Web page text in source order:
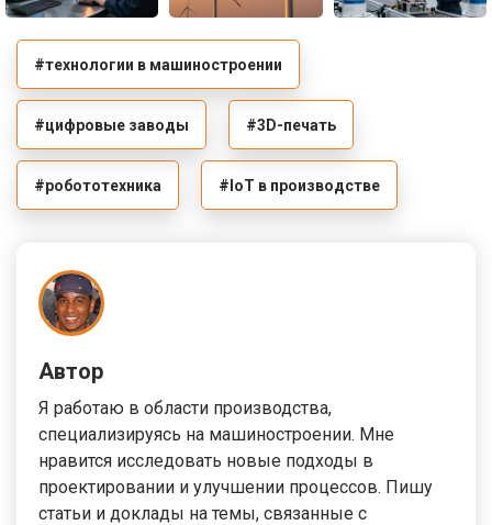
#технологии в машиностроении
#цифровые заводы #3D-печать
#робототехника #IoT в производстве
Автор
Я работаю в области производства,
специализируясь на машиностроении. Мне
нравится исследовать новые подходы в
проектировании и улучшении процессов. Пишу
статьи и доклады на темы, связанные с